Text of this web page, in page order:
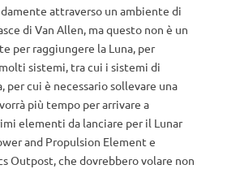
attraverso un ambiente di
di Van Allen, ma questo non è un
per raggiungere la Luna, per
sistemi, tra cui i sistemi di
cui è necessario sollevare una
più tempo per arrivare a
elementi da lanciare per il Lunar
and Propulsion Element e
Outpost, che dovrebbero volare non